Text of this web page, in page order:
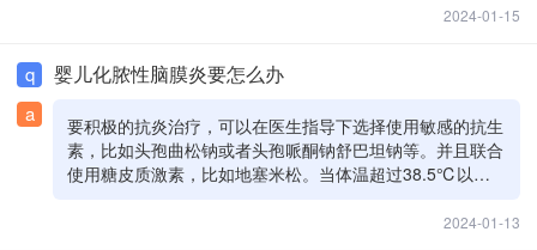
2024-01-15
q 婴儿化脓性脑膜炎要怎么办
a
要积极的抗炎治疗，可以在医生指导下选择使用敏感的抗生
素，比如头孢曲松钠或者头孢哌酮钠舒巴坦钠等。并且联合
使用糖皮质激素，比如地塞米松。当体温超过38.5℃以上
养，通过排汗排尿能够降低体温，并且还要使用甘露醇脱水
2024-01-13